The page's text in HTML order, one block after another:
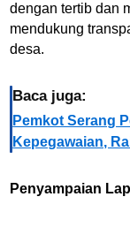
dengan tertib dan
mendukung
desa.
Baca juga:
Pemkot Serang
Kepegawaian,
Penyampaian